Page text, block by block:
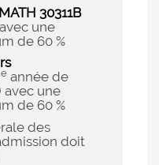
MATH 30311B
avec une
de 60 %
e année de
avec une
de 60 %
des
doit